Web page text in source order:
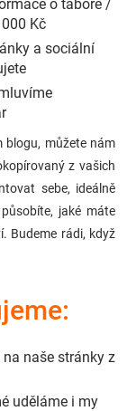
o táboře /
Kč
a sociální
blogu, můžete nám
z vašich
sebe, ideálně
jaké máte
Budeme rádi, když
naše stránky z
uděláme i my